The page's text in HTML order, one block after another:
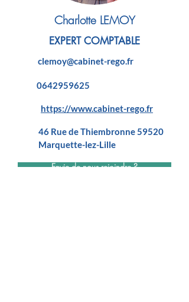
Charlotte LEMOY
EXPERT COMPTABLE
clemoy@cabinet-rego.fr
0642959625
https://www.cabinet-rego.fr
46 Rue de Thiembronne 59520
Marquette-lez-Lille
Envie de nous rejoindre ?